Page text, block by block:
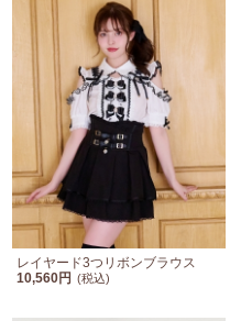
レイヤード3つリボンブラウス
10,560円
(税込)